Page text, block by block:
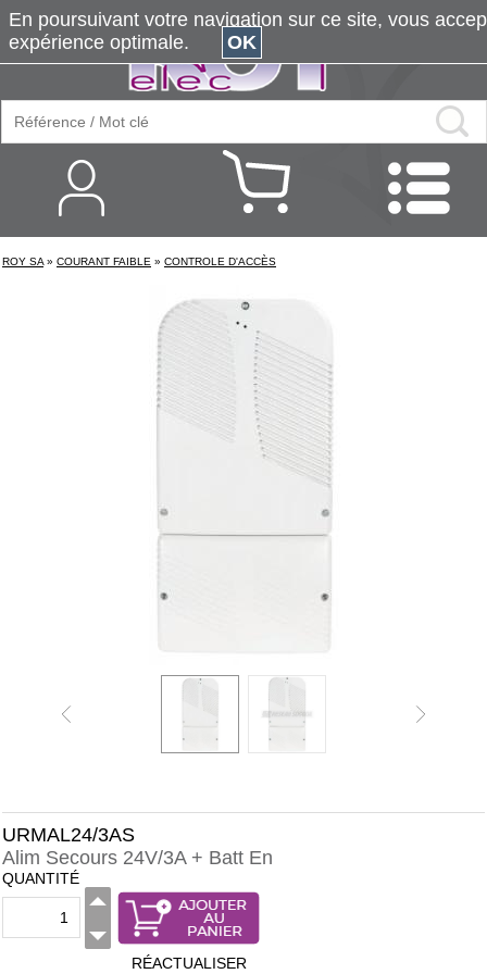
ROY SA » COURANT FAIBLE » CONTROLE D'ACCÈS
URMAL24/3AS
Alim Secours 24V/3A + Batt En
QUANTITÉ
RÉACTUALISER
En poursuivant votre navigation sur ce site, vous
expérience optimale.
OK